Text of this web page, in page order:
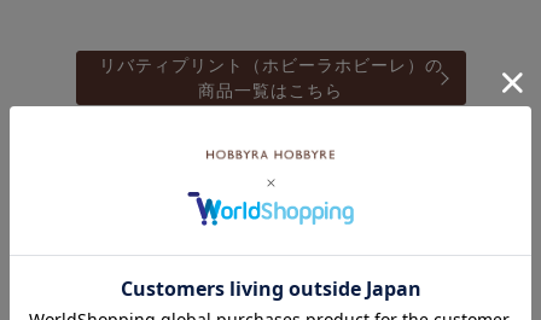
リバティプリント（ホビーラホビーレ）の
商品一覧はこちら
リバティプリント（リバティ・ファブリックス）の商
品一覧はこちら